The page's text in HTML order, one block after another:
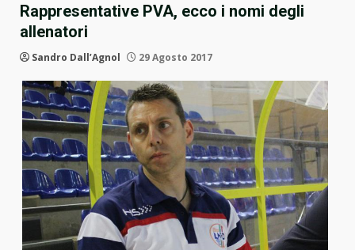
Rappresentative PVA, ecco i nomi degli
allenatori
Sandro Dall’Agnol 29 Agosto 2017